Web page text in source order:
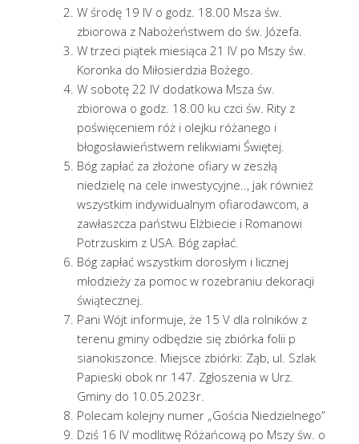
W środę 19 IV o godz. 18.00 Msza św.
zbiorowa z Nabożeństwem do św. Józefa.
W trzeci piątek miesiąca 21 IV po Mszy św.
Koronka do Miłosierdzia Bożego.
W sobotę 22 IV dodatkowa Msza św.
zbiorowa o godz. 18.00 ku czci św. Rity z
poświęceniem róż i olejku różanego i
błogosławieństwem relikwiami Świętej.
Bóg zapłać za złożone ofiary w zeszłą
niedzielę na cele inwestycyjne.., jak również
wszystkim indywidualnym ofiarodawcom, a
zawłaszcza państwu Elżbiecie i Romanowi
Potrzuskim z USA. Bóg zapłać.
Bóg zapłać wszystkim dorosłym i licznej
młodzieży za pomoc w rozebraniu dekoracji
świątecznej.
Pani Wójt informuje, że 15 V dla rolników z
terenu gminy odbędzie się zbiórka folii p
sianokiszonce. Miejsce zbiórki: Ząb, ul. Szlak
Papieski obok nr 147. Zgłoszenia w Urz.
Gminy do 10.05.2023r.
Polecam kolejny numer „Gościa Niedzielnego”
Dziś 16 IV modlitwę Różańcową po Mszy św. o